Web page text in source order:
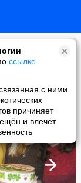
ссылке
с ними
причиняет
и влечёт